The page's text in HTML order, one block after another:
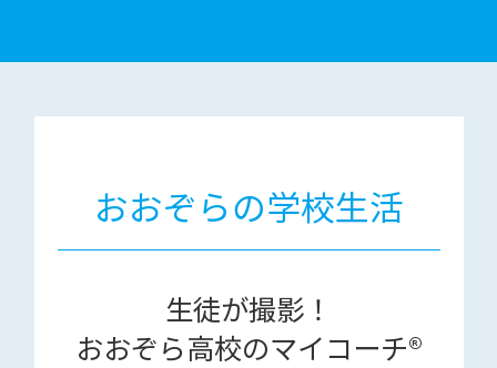
おおぞらの学校生活
生徒が撮影！
おおぞら高校のマイコーチ®